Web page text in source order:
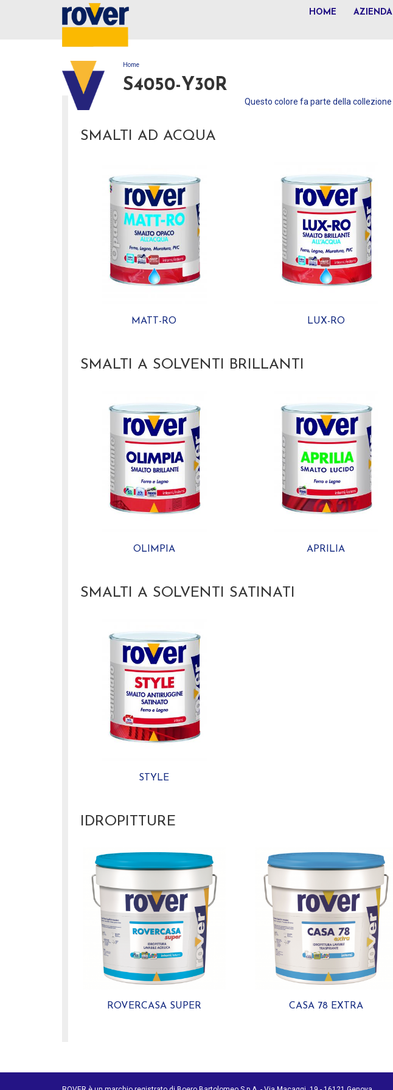
HOME AZIENDA
TU SEI QUI
Home
S4050-Y30R
Questo colore fa parte della collezione
SMALTI AD ACQUA
MATT-RO LUX-RO
SMALTI A SOLVENTI BRILLANTI
OLIMPIA APRILIA
SMALTI A SOLVENTI SATINATI
STYLE
IDROPITTURE
ROVERCASA SUPER CASA 78 EXTRA